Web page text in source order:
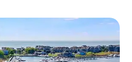
en beğenilenler arasında